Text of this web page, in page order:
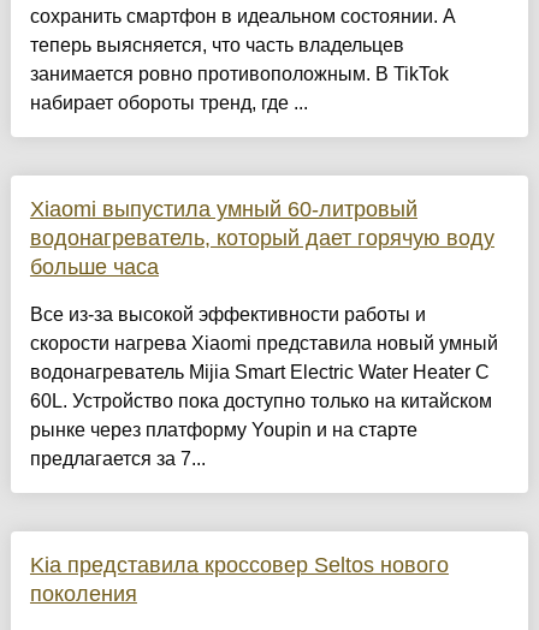
сохранить смартфон в идеальном состоянии. А
теперь выясняется, что часть владельцев
занимается ровно противоположным. В TikTok
набирает обороты тренд, где ...
Xiaomi выпустила умный 60-литровый
водонагреватель, который дает горячую воду
больше часа
Все из-за высокой эффективности работы и
скорости нагрева Xiaomi представила новый умный
водонагреватель Mijia Smart Electric Water Heater C
60L. Устройство пока доступно только на китайском
рынке через платформу Youpin и на старте
предлагается за 7...
Kia представила кроссовер Seltos нового
поколения